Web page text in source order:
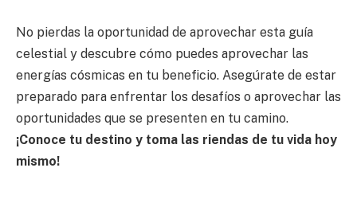
No pierdas la oportunidad de aprovechar esta guía
celestial y descubre cómo puedes aprovechar las
energías cósmicas en tu beneficio. Asegúrate de estar
preparado para enfrentar los desafíos o aprovechar las
oportunidades que se presenten en tu camino.
¡Conoce tu destino y toma las riendas de tu vida hoy
mismo!